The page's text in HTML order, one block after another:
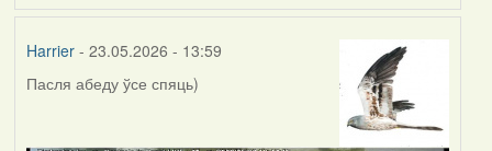
Harrier- 23.05.2026 - 13:59
Пасля абеду ўсе спяць)